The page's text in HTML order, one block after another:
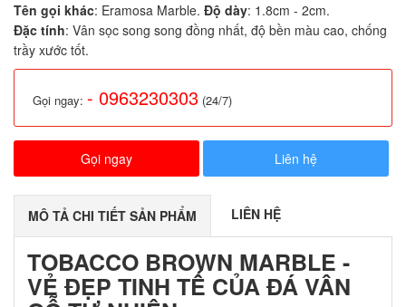
Tên gọi khác: Eramosa Marble. Độ dày: 1.8cm - 2cm.
Đặc tính: Vân sọc song song đồng nhất, độ bền màu cao, chống
trầy xước tốt.
Gọi ngay: - 0963230303 (24/7)
Gọi ngay Liên hệ
MÔ TẢ CHI TIẾT SẢN PHẨM LIÊN HỆ
TOBACCO BROWN MARBLE -
VẺ ĐẸP TINH TẾ CỦA ĐÁ VÂN